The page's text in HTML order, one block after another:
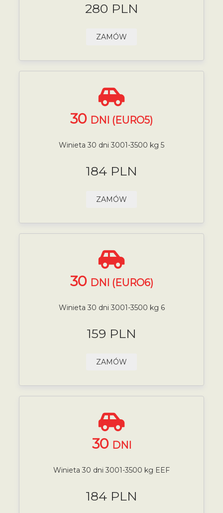
280 PLN
ZAMÓW
30 DNI (EURO5)
Winieta 30 dni 3001-3500 kg 5
184 PLN
ZAMÓW
30 DNI (EURO6)
Winieta 30 dni 3001-3500 kg 6
159 PLN
ZAMÓW
30 DNI
Winieta 30 dni 3001-3500 kg EEF
184 PLN